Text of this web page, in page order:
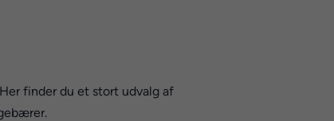
finder du et stort udvalg af